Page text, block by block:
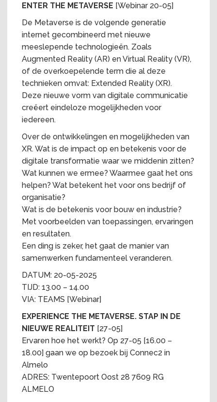
ENTER THE METAVERSE [Webinar 20-05]
De Metaverse is de volgende generatie
internet gecombineerd met nieuwe
meeslepende technologieën. Zoals
Augmented Reality (AR) en Virtual Reality (VR),
of de overkoepelende term die al deze
technieken omvat: Extended Reality (XR).
Deze nieuwe vorm van digitale communicatie
creëert eindeloze mogelijkheden voor
iedereen.
Over de ontwikkelingen en mogelijkheden van
XR. Wat is de impact op en betekenis voor de
digitale transformatie waar we middenin zitten?
Wat kunnen we ermee? Waarmee gaat het ons
helpen? Wat betekent het voor ons bedrijf of
organisatie?
Wat is de betekenis voor bouw en industrie?
Met voorbeelden van toepassingen, ervaringen
en resultaten.
Een ding is zeker, het gaat de manier van
samenwerken fundamenteel veranderen.
DATUM: 20-05-2025
TIJD: 13.00 – 14.00
VIA: TEAMS [Webinar]
EXPERIENCE THE METAVERSE. STAP IN DE
NIEUWE REALITEIT [27-05]
Ervaren hoe het werkt? Op 27-05 [16.00 –
18.00] gaan we op bezoek bij Connec2 in
Almelo
ADRES: Twentepoort Oost 28 7609 RG
ALMELO